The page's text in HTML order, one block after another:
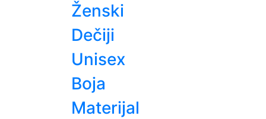
Ženski
Dečiji
Unisex
Boja
Materijal